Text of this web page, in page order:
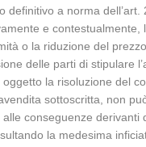
definitivo a norma dell’art.
e contestualmente,
o la riduzione del
delle parti di stipulare
la risoluzione del
sottoscritta, non
conseguenze derivanti
la medesima